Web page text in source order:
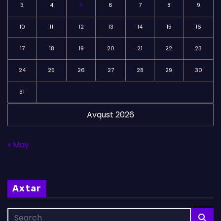
Avqust 2026
3 4 5 6 7 8 9
10 11 12 13 14 15 16
17 18 19 20 21 22 23
24 25 26 27 28 29 30
31
« May
Axtar